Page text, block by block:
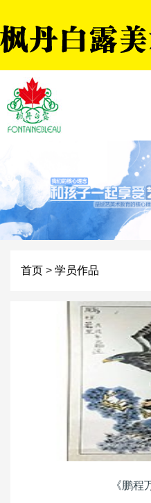
首页 > 学员作品
《鹏程